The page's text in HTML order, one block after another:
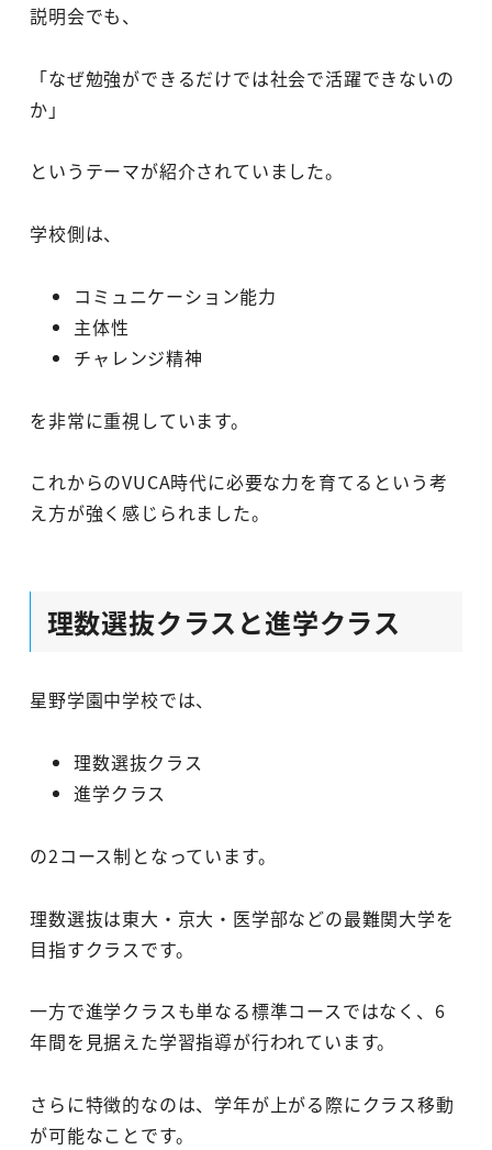
説明会でも、
「なぜ勉強ができるだけでは社会で活躍できないの
か」
というテーマが紹介されていました。
学校側は、
コミュニケーション能力
主体性
チャレンジ精神
を非常に重視しています。
これからのVUCA時代に必要な力を育てるという考
え方が強く感じられました。
理数選抜クラスと進学クラス
星野学園中学校では、
理数選抜クラス
進学クラス
の2コース制となっています。
理数選抜は東大・京大・医学部などの最難関大学を
目指すクラスです。
一方で進学クラスも単なる標準コースではなく、6
年間を見据えた学習指導が行われています。
さらに特徴的なのは、学年が上がる際にクラス移動
が可能なことです。